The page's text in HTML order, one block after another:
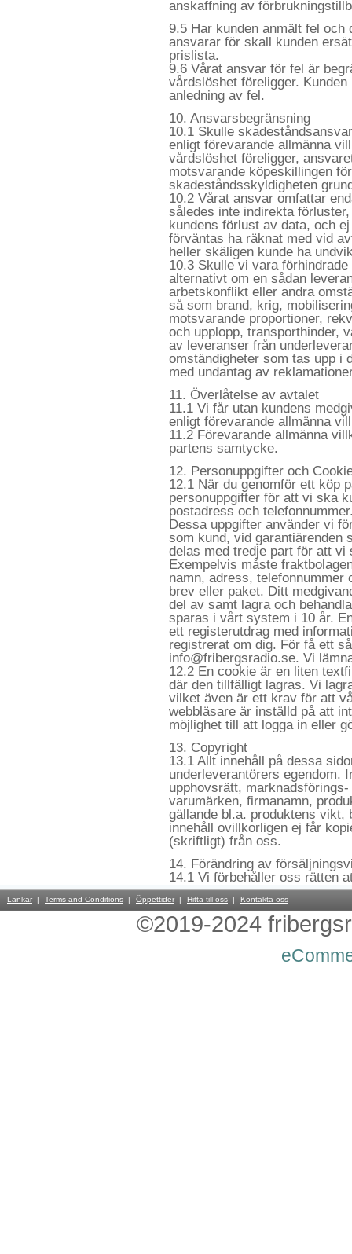
anskaffning av
9.5 Har kunden anmält fel
ansvarar för skall kunden
prislista.
9.6 Vårat ansvar för fel är
vårdslöshet föreligger.
anledning av fel.
10. Ansvarsbegränsning
10.1 Skulle
enligt förevarande allmänna
vårdslöshet föreligger,
motsvarande köpeskillingen
skadeståndsskyldigheten
10.2 Vårat ansvar omfattar
således inte indirekta
kundens förlust av data, och
förväntas ha räknat med vid
heller skäligen kunde ha
10.3 Skulle vi vara
alternativt om en sådan
arbetskonflikt eller andra
så som brand, krig,
motsvarande proportioner,
och upplopp, transporthinder,
av leveranser från
omständigheter som tas upp i
med undantag av
11. Överlåtelse av avtalet
11.1 Vi får utan kundens
enligt förevarande allmänna
11.2 Förevarande allmänna
partens samtycke.
12. Personuppgifter och
12.1 När du genomför ett köp
personuppgifter för att vi ska
postadress och
Dessa uppgifter använder vi
som kund, vid garantiärenden
delas med tredje part för att
Exempelvis måste
namn, adress,
brev eller paket. Ditt
del av samt lagra och
sparas i vårt system i 10 år.
ett registerutdrag med
registrerat om dig. För få ett
info@fribergsradio.se. Vi
12.2 En cookie är en liten
där den tillfälligt lagras. Vi
vilket även är ett krav för att
webbläsare är inställd på att
möjlighet till att logga in eller
13. Copyright
13.1 Allt innehåll på dessa
underleverantörers egendom.
upphovsrätt,
varumärken, firmanamn,
gällande bl.a. produktens vikt,
innehåll ovillkorligen ej får
(skriftligt) från oss.
14. Förändring av
14.1 Vi förbehåller oss rätten
Länkar Terms and Conditions Öppettider Hitta till oss Kontakta oss
©2019-2024